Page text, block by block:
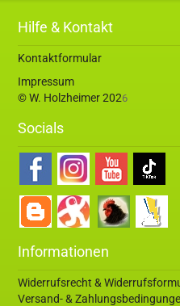
Hilfe & Kontakt
Kontaktformular
Impressum
© W. Holzheimer 2026
Socials
Informationen
Widerrufsrecht &
Versand- &